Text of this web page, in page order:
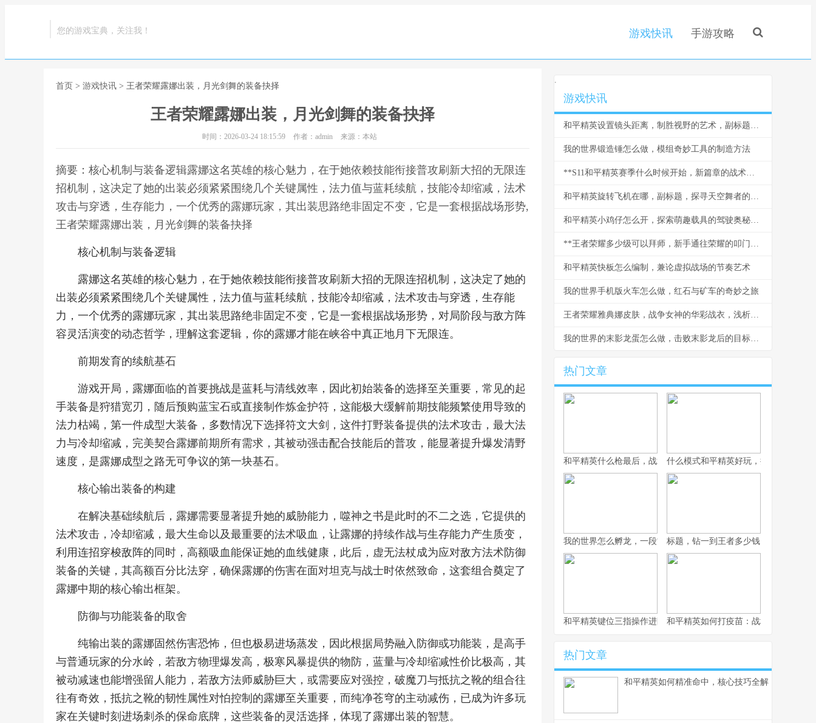
您的游戏宝典，关注我！ 游戏快讯 手游攻略
首页 > 游戏快讯 > 王者荣耀露娜出装，月光剑舞的装备抉择
王者荣耀露娜出装，月光剑舞的装备抉择
时间：2026-03-24 18:15:59 作者：admin 来源：本站
摘要：核心机制与装备逻辑露娜这名英雄的核心魅力，在于她依赖技能衔接普攻刷新大招的无限连
招机制，这决定了她的出装必须紧紧围绕几个关键属性，法力值与蓝耗续航，技能冷却缩减，法术
攻击与穿透，生存能力，一个优秀的露娜玩家，其出装思路绝非固定不变，它是一套根据战场形势,
王者荣耀露娜出装，月光剑舞的装备抉择
核心机制与装备逻辑
露娜这名英雄的核心魅力，在于她依赖技能衔接普攻刷新大招的无限连招机制，这决定了她的
出装必须紧紧围绕几个关键属性，法力值与蓝耗续航，技能冷却缩减，法术攻击与穿透，生存能
力，一个优秀的露娜玩家，其出装思路绝非固定不变，它是一套根据战场形势，对局阶段与敌方阵
容灵活演变的动态哲学，理解这套逻辑，你的露娜才能在峡谷中真正地月下无限连。
前期发育的续航基石
游戏开局，露娜面临的首要挑战是蓝耗与清线效率，因此初始装备的选择至关重要，常见的起
手装备是狩猎宽刃，随后预购蓝宝石或直接制作炼金护符，这能极大缓解前期技能频繁使用导致的
法力枯竭，第一件成型大装备，多数情况下选择符文大剑，这件打野装备提供的法术攻击，最大法
力与冷却缩减，完美契合露娜前期所有需求，其被动强击配合技能后的普攻，能显著提升爆发清野
速度，是露娜成型之路无可争议的第一块基石。
核心输出装备的构建
在解决基础续航后，露娜需要显著提升她的威胁能力，噬神之书是此时的不二之选，它提供的
法术攻击，冷却缩减，最大生命以及最重要的法术吸血，让露娜的持续作战与生存能力产生质变，
利用连招穿梭敌阵的同时，高额吸血能保证她的血线健康，此后，虚无法杖成为应对敌方法术防御
装备的关键，其高额百分比法穿，确保露娜的伤害在面对坦克与战士时依然致命，这套组合奠定了
露娜中期的核心输出框架。
防御与功能装备的取舍
纯输出装的露娜固然伤害恐怖，但也极易进场蒸发，因此根据局势融入防御或功能装，是高手
与普通玩家的分水岭，若敌方物理爆发高，极寒风暴提供的物防，蓝量与冷却缩减性价比极高，其
被动减速也能增强留人能力，若敌方法师威胁巨大，或需要应对强控，破魔刀与抵抗之靴的组合往
往有奇效，抵抗之靴的韧性属性对怕控制的露娜至关重要，而纯净苍穹的主动减伤，已成为许多玩
家在关键时刻进场刺杀的保命底牌，这些装备的灵活选择，体现了露娜出装的智慧。
.
游戏快讯
和平精英设置镜头距离，制胜视野的艺术，副标题，从新手到大神的视角密钥
我的世界锻造锤怎么做，模组奇妙工具的制造方法
**S11和平精英赛季什么时候开始，新篇章的战术与期待**
和平精英旋转飞机在哪，副标题，探寻天空舞者的秘密坐标
和平精英小鸡仔怎么开，探索萌趣载具的驾驶奥秘，副标题，从获取到驰骋战场的全指南
**王者荣耀多少级可以拜师，新手通往荣耀的叩门砖**
和平精英快板怎么编制，兼论虚拟战场的节奏艺术
我的世界手机版火车怎么做，红石与矿车的奇妙之旅
王者荣耀雅典娜皮肤，战争女神的华彩战衣，浅析皮肤设计与实战体验
我的世界的末影龙蛋怎么做，击败末影龙后的目标蓝图
热门文章
和平精英什么枪最后，战术博弈与心理博弈的终极考验
什么模式和平精英好玩，探寻战术竞技
我的世界怎么孵龙，一段古老传说的复苏之旅标题，钻一到王者多少钱，一场段位攀
和平精英键位三指操作进阶指南，从入门到精通的战场掌控术
和平精英如何打疫苗：战场生存的免疫
热门文章
和平精英如何精准命中，核心技巧全解，副标题，